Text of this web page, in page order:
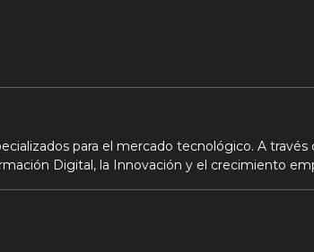
para el mercado tecnológico. A través
Digital, la Innovación y el crecimiento